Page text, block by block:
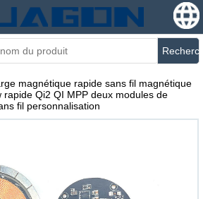
magnétique rapide sans fil magnétique
Qi2 QI MPP deux modules de
fil personnalisation